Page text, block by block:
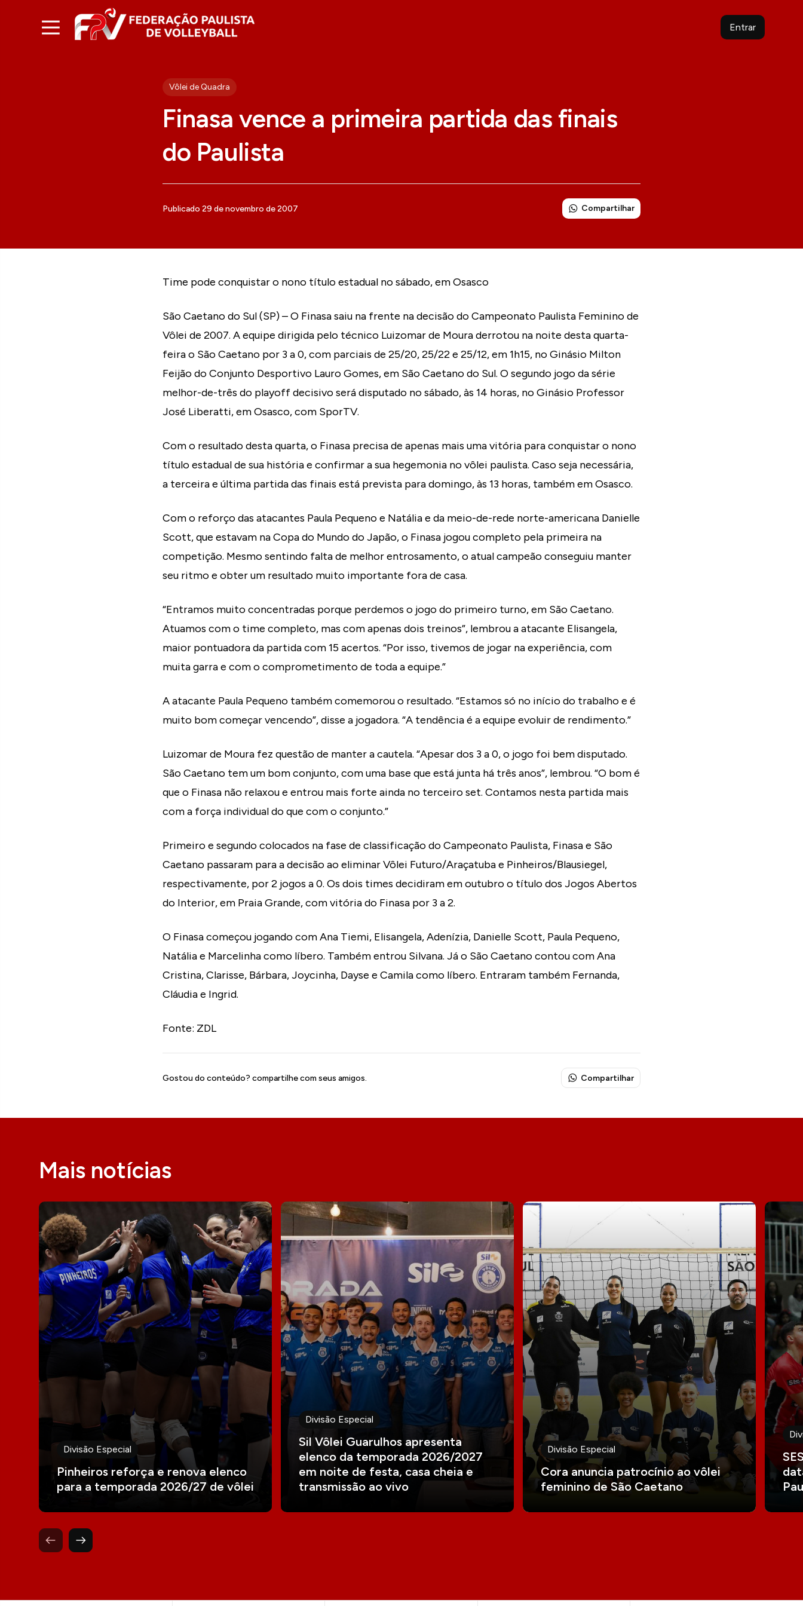
Entrar
Vôlei de Quadra
Finasa vence a primeira partida das finais
do Paulista
Publicado 29 de novembro de 2007 Compartilhar
Time pode conquistar o nono título estadual no sábado, em Osasco
São Caetano do Sul (SP) – O Finasa saiu na frente na decisão do Campeonato Paulista Feminino de
Vôlei de 2007. A equipe dirigida pelo técnico Luizomar de Moura derrotou na noite desta quarta-
feira o São Caetano por 3 a 0, com parciais de 25/20, 25/22 e 25/12, em 1h15, no Ginásio Milton
Feijão do Conjunto Desportivo Lauro Gomes, em São Caetano do Sul. O segundo jogo da série
melhor-de-três do playoff decisivo será disputado no sábado, às 14 horas, no Ginásio Professor
José Liberatti, em Osasco, com SporTV.
Com o resultado desta quarta, o Finasa precisa de apenas mais uma vitória para conquistar o nono
título estadual de sua história e confirmar a sua hegemonia no vôlei paulista. Caso seja necessária,
a terceira e última partida das finais está prevista para domingo, às 13 horas, também em Osasco.
Com o reforço das atacantes Paula Pequeno e Natália e da meio-de-rede norte-americana Danielle
Scott, que estavam na Copa do Mundo do Japão, o Finasa jogou completo pela primeira na
competição. Mesmo sentindo falta de melhor entrosamento, o atual campeão conseguiu manter
seu ritmo e obter um resultado muito importante fora de casa.
“Entramos muito concentradas porque perdemos o jogo do primeiro turno, em São Caetano.
Atuamos com o time completo, mas com apenas dois treinos”, lembrou a atacante Elisangela,
maior pontuadora da partida com 15 acertos. “Por isso, tivemos de jogar na experiência, com
muita garra e com o comprometimento de toda a equipe.”
A atacante Paula Pequeno também comemorou o resultado. “Estamos só no início do trabalho e é
muito bom começar vencendo”, disse a jogadora. “A tendência é a equipe evoluir de rendimento.”
Luizomar de Moura fez questão de manter a cautela. “Apesar dos 3 a 0, o jogo foi bem disputado.
São Caetano tem um bom conjunto, com uma base que está junta há três anos”, lembrou. “O bom é
que o Finasa não relaxou e entrou mais forte ainda no terceiro set. Contamos nesta partida mais
com a força individual do que com o conjunto.”
Primeiro e segundo colocados na fase de classificação do Campeonato Paulista, Finasa e São
Caetano passaram para a decisão ao eliminar Vôlei Futuro/Araçatuba e Pinheiros/Blausiegel,
respectivamente, por 2 jogos a 0. Os dois times decidiram em outubro o título dos Jogos Abertos
do Interior, em Praia Grande, com vitória do Finasa por 3 a 2.
O Finasa começou jogando com Ana Tiemi, Elisangela, Adenízia, Danielle Scott, Paula Pequeno,
Natália e Marcelinha como líbero. Também entrou Silvana. Já o São Caetano contou com Ana
Cristina, Clarisse, Bárbara, Joycinha, Dayse e Camila como líbero. Entraram também Fernanda,
Cláudia e Ingrid.
Fonte: ZDL
Gostou do conteúdo? compartilhe com seus amigos. Compartilhar
Mais notícias
Divisão Especial
Pinheiros reforça e renova elenco
para a temporada 2026/27 de vôlei
Divisão Especial
Sil Vôlei Guarulhos apresenta
elenco da temporada 2026/2027
em noite de festa, casa cheia e
transmissão ao vivo
Divisão Especial
Cora anuncia patrocínio ao vôlei
feminino de São Caetano